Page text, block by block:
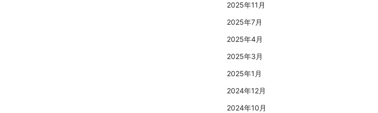
2025年11月
2025年7月
2025年4月
2025年3月
2025年1月
2024年12月
2024年10月